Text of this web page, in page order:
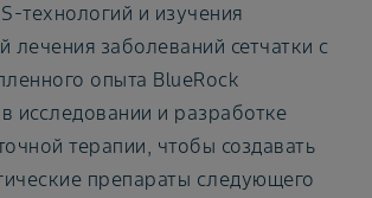
технологий и изучения
лечения заболеваний сетчатки с
опыта BlueRock
исследовании и разработке
терапии, чтобы создавать
препараты следующего